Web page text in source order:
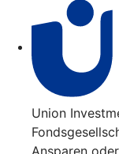
Union
Ansparen